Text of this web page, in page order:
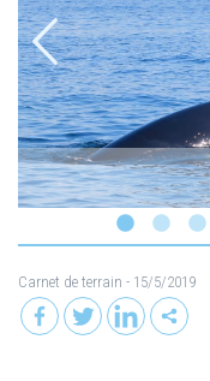
Carnet de terrain - 15/5/2019